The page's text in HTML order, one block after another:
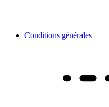
Conditions générales